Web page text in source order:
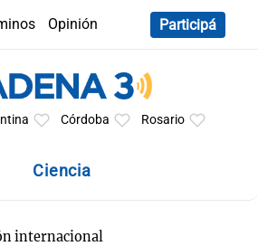
Opinión
Participá
Córdoba Rosario
Ciencia
internacional